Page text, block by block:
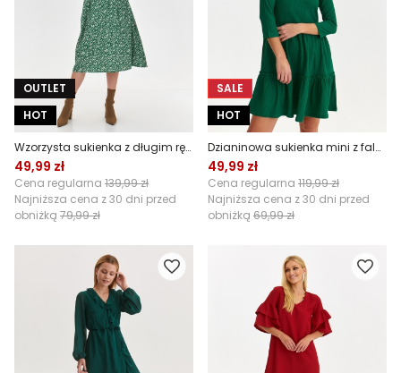
OUTLET
HOT
Wzorzysta sukienka z długim rękawem i wiązaniem w talii
49,99 zł
Cena regularna 139,99 zł
Najniższa cena z 30 dni przed
obniżką 79,99 zł
SALE
HOT
Dzianinowa sukienka mini z falbaną
49,99 zł
Cena regularna 119,99 zł
Najniższa cena z 30 dni przed
obniżką 69,99 zł